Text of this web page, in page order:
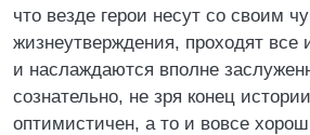
что везде герои несут со своим
жизнеутверждения, проходят все
и наслаждаются вполне
сознательно, не зря конец
оптимистичен, а то и вовсе